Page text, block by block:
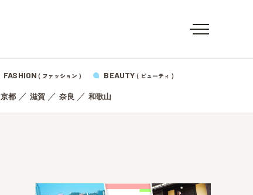
FASHION ( ファッション ) BEAUTY ( ビューティ )
京都／ 滋賀／ 奈良 ／ 和歌山